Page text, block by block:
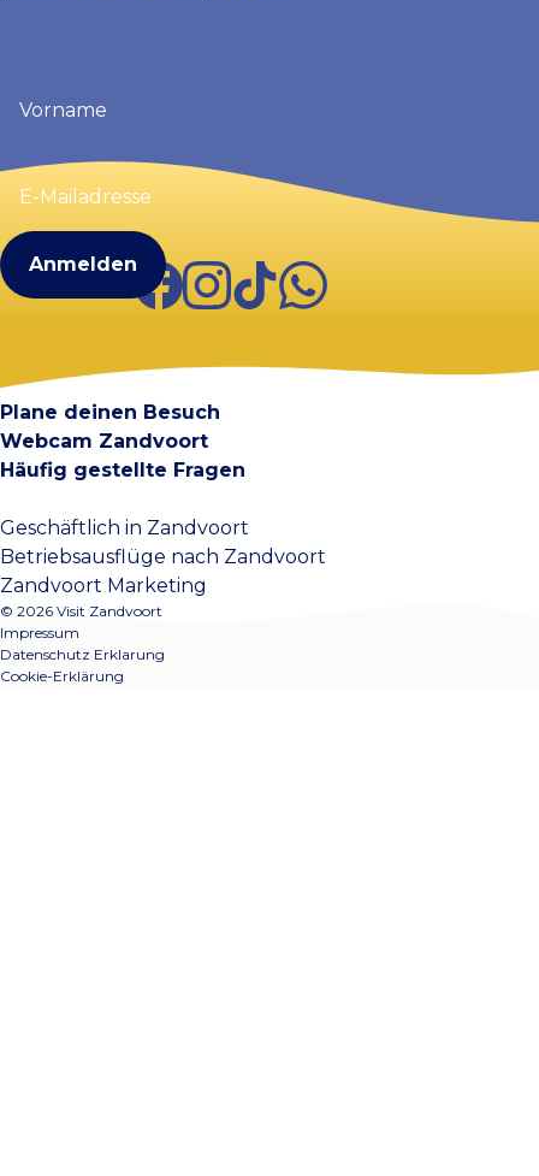
(erforderlich)
E-
Mailadresse
FacebookInstagram
TikTokWhatsApp
Plane deinen Besuch
Webcam Zandvoort
Häufig gestellte Fragen
Geschäftlich in Zandvoort
Betriebsausflüge nach Zandvoort
Zandvoort Marketing
© 2026 Visit Zandvoort
Impressum
Datenschutz Erklarung
Cookie-Erklärung